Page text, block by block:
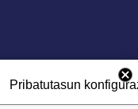
Pribatutasun